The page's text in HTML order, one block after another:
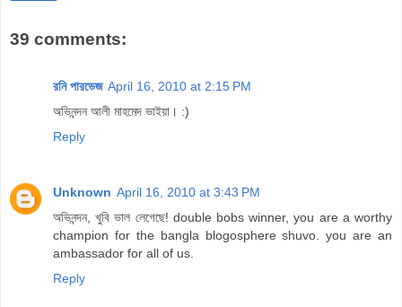
39 comments:
রনি পারভেজ April 16, 2010 at 2:15 PM
অভিনন্দন আলী মাহমেদ ভাইয়া। :)
Reply
Unknown April 16, 2010 at 3:43 PM
অভিনন্দন, খুবি ভাল লেগেছে! double bobs winner, you are a worthy
champion for the bangla blogosphere shuvo. you are an
ambassador for all of us.
Reply